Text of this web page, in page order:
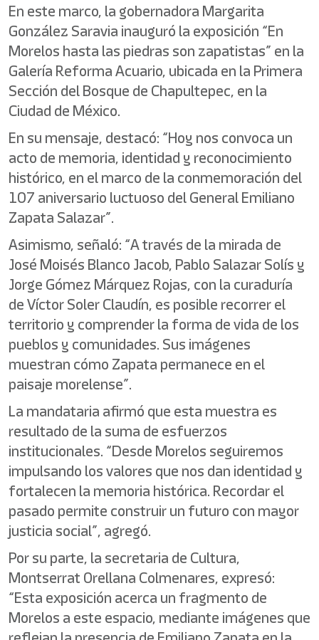
En este marco, la gobernadora Margarita
González Saravia inauguró la exposición “En
Morelos hasta las piedras son zapatistas” en la
Galería Reforma Acuario, ubicada en la Primera
Sección del Bosque de Chapultepec, en la
Ciudad de México.
En su mensaje, destacó: “Hoy nos convoca un
acto de memoria, identidad y reconocimiento
histórico, en el marco de la conmemoración del
107 aniversario luctuoso del General Emiliano
Zapata Salazar”.
Asimismo, señaló: “A través de la mirada de
José Moisés Blanco Jacob, Pablo Salazar Solís y
Jorge Gómez Márquez Rojas, con la curaduría
de Víctor Soler Claudín, es posible recorrer el
territorio y comprender la forma de vida de los
pueblos y comunidades. Sus imágenes
muestran cómo Zapata permanece en el
paisaje morelense”.
La mandataria afirmó que esta muestra es
resultado de la suma de esfuerzos
institucionales. “Desde Morelos seguiremos
impulsando los valores que nos dan identidad y
fortalecen la memoria histórica. Recordar el
pasado permite construir un futuro con mayor
justicia social”, agregó.
Por su parte, la secretaria de Cultura,
Montserrat Orellana Colmenares, expresó:
“Esta exposición acerca un fragmento de
Morelos a este espacio, mediante imágenes que